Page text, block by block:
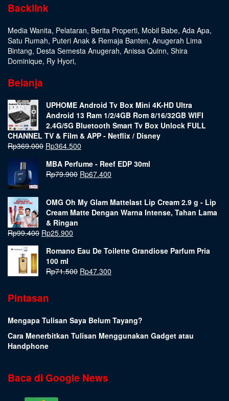
Backlink
Media Wanita, Pelataran, Berita Properti, Mobil Babe, Ada Apa,
Satu Rumah, Puteri Anak & Remaja Banten, Anugerah Lima
Bintang, Desta Semesta Anugerah, Anissa Quinn, Shira
Dominique, Ry Hyori,
Belanja
UPHOME Android Tv Box Mini 4K-HD Ultra
Android 13 Ram 1/2/4GB Rom 8/16/32GB WIFI
2.4G/5G Bluetooth Smart Tv Box Unlock FULL
CHANNEL TV & Film & APP - Netflix / Disney
Rp369.000 Rp364.500
MBA Perfume - Reef EDP 30ml
Rp79.900 Rp67.400
OMG Oh My Glam Mattelast Lip Cream 2.9 g - Lip
Cream Matte Dengan Warna Intense, Tahan Lama
& Ringan
Rp99.400 Rp25.900
Romano Eau De Toilette Grandiose Parfum Pria
100 ml
Rp71.500 Rp47.300
Pintasan
Mengapa Tulisan Saya Belum Tayang?
Cara Menerbitkan Tulisan Menggunakan Gadget atau
Handphone
Baca di Google News